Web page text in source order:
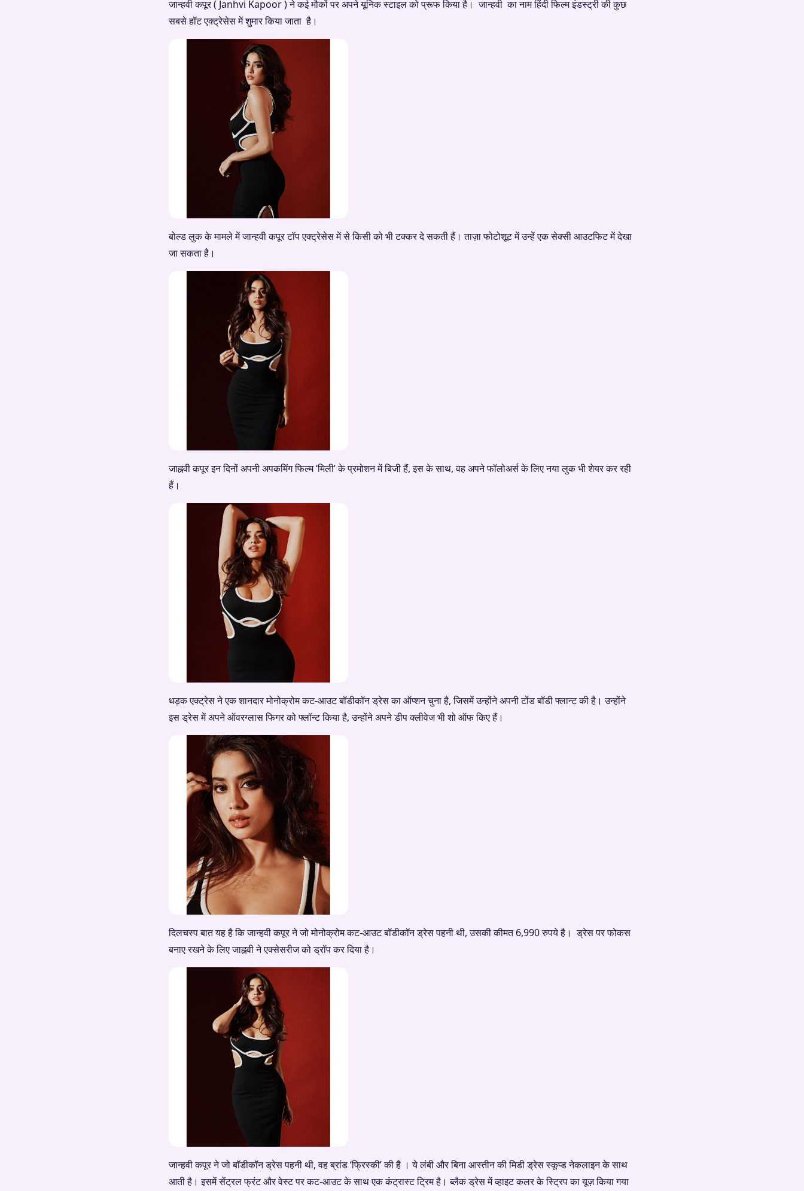
जान्हवी कपूर ( Janhvi Kapoor ) ने कई मौकों पर अपने यूनिक स्टाइल को प्रूफ किया है। जान्हवी का नाम हिंदी फिल्म इंडस्ट्री की कुछ
सबसे हॉट एक्ट्रेसेस में शुमार किया जाता है।
बोल्ड लुक के मामले में जान्हवी कपूर टॉप एक्ट्रेसेस में से किसी को भी टक्कर दे सकती हैं। ताज़ा फोटोशूट में उन्हें एक सेक्सी आउटफिट में देखा
जा सकता है।
जाह्नवी कपूर इन दिनों अपनी अपकमिंग फिल्म ‘मिली’ के प्रमोशन में बिजी हैं, इस के साथ, वह अपने फॉलोअर्स के लिए नया लुक भी शेयर कर रही
हैं।
धड़क एक्ट्रेस ने एक शानदार मोनोक्रोम कट-आउट बॉडीकॉन ड्रेस का ऑप्शन चुना है, जिसमें उन्होंने अपनी टोंड बॉडी फ्लान्ट की है। उन्होंने
इस ड्रेस में अपने ऑवरग्लास फिगर को फ्लॉन्ट किया है, उन्होंने अपने डीप क्लीवेज भी शो ऑफ किए हैं।
दिलचस्प बात यह है कि जान्हवी कपूर ने जो मोनोक्रोम कट-आउट बॉडीकॉन ड्रेस पहनी थी, उसकी कीमत 6,990 रुपये है। ड्रेस पर फोकस
बनाए रखने के लिए जाह्नवी ने एक्सेसरीज को ड्रॉप कर दिया है।
जान्हवी कपूर ने जो बॉडीकॉन ड्रेस पहनी थी, वह ब्रांड ‘फ्रिस्की’ की है । ये लंबी और बिना आस्तीन की मिडी ड्रेस स्कूप्ड नेकलाइन के साथ
आती है। इसमें सेंट्रल फ्रंट और वेस्ट पर कट-आउट के साथ एक कंट्रास्ट ट्रिम है। ब्लैक ड्रेस में व्हाइट कलर के स्ट्रिप का यूज़ किया गया